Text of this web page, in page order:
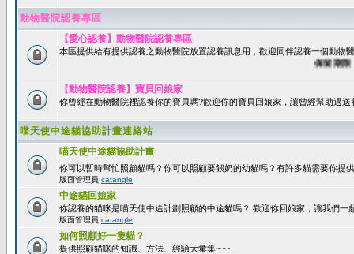
動物醫院認養專區
【愛心認養】動物醫院認養專區
本區提供給有提供認養之動物醫院放置認養訊息用，歡迎同伴認養一個動物
保留期限：60
【動物醫院認養】寶貝回娘家
你曾經在動物醫院裡認養你的寶貝嗎?歡迎你的寶貝回娘家，讓曾經幫助過
喵天使中途貓協助計畫連絡站
喵天使中途貓協助計畫
你可以暫時幫忙照顧貓嗎？你可以照顧要餵奶的幼貓嗎？有許多貓需要你提
版面管理員 catangle
中途貓回娘家
你認養的貓咪是喵天使中途計劃照顧的中途貓嗎？ 歡迎你回娘家，讓我們一
版面管理員 catangle
如何照顧好一隻貓？
提供照顧貓咪的知識、方法、經驗大彙集~~~